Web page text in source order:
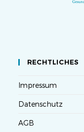
RECHTLICHES
Impressum
Datenschutz
AGB